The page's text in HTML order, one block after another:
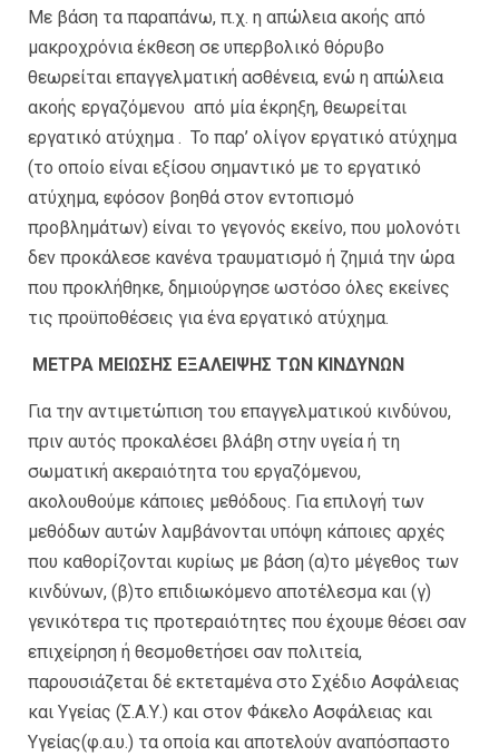
Με βάση τα παραπάνω, π.χ. η απώλεια ακοής από
μακροχρόνια έκθεση σε υπερβολικό θόρυβο
θεωρείται επαγγελματική ασθένεια, ενώ η απώλεια
ακοής εργαζόμενου από μία έκρηξη, θεωρείται
εργατικό ατύχημα . Το παρ’ ολίγον εργατικό ατύχημα
(το οποίο είναι εξίσου σημαντικό με το εργατικό
ατύχημα, εφόσον βοηθά στον εντοπισμό
προβλημάτων) είναι το γεγονός εκείνο, που μολονότι
δεν προκάλεσε κανένα τραυματισμό ή ζημιά την ώρα
που προκλήθηκε, δημιούργησε ωστόσο όλες εκείνες
τις προϋποθέσεις για ένα εργατικό ατύχημα.
ΜΕΤΡΑ ΜΕΙΩΣΗΣ ΕΞΑΛΕΙΨΗΣ ΤΩΝ ΚΙΝΔΥΝΩΝ
Για την αντιμετώπιση του επαγγελματικού κινδύνου,
πριν αυτός προκαλέσει βλάβη στην υγεία ή τη
σωματική ακεραιότητα του εργαζόμενου,
ακολουθούμε κάποιες μεθόδους. Για επιλογή των
μεθόδων αυτών λαμβάνονται υπόψη κάποιες αρχές
που καθορίζονται κυρίως με βάση (α)το μέγεθος των
κινδύνων, (β)το επιδιωκόμενο αποτέλεσμα και (γ)
γενικότερα τις προτεραιότητες που έχουμε θέσει σαν
επιχείρηση ή θεσμοθετήσει σαν πολιτεία,
παρουσιάζεται δέ εκτεταμένα στο Σχέδιο Ασφάλειας
και Υγείας (Σ.Α.Υ.) και στον Φάκελο Ασφάλειας και
Υγείας(φ.α.υ.) τα οποία και αποτελούν αναπόσπαστο